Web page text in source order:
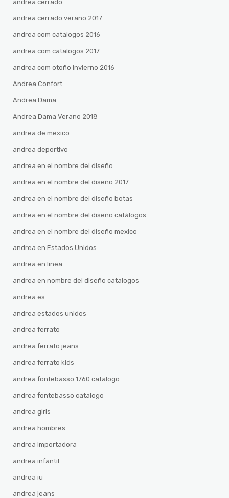
andrea cerrado
andrea cerrado verano 2017
andrea com catalogos 2016
andrea com catalogos 2017
andrea com otoño invierno 2016
Andrea Confort
Andrea Dama
Andrea Dama Verano 2018
andrea de mexico
andrea deportivo
andrea en el nombre del diseño
andrea en el nombre del diseño 2017
andrea en el nombre del diseño botas
andrea en el nombre del diseño catálogos
andrea en el nombre del diseño mexico
andrea en Estados Unidos
andrea en linea
andrea en nombre del diseño catalogos
andrea es
andrea estados unidos
andrea ferrato
andrea ferrato jeans
andrea ferrato kids
andrea fontebasso 1760 catalogo
andrea fontebasso catalogo
andrea girls
andrea hombres
andrea importadora
andrea infantil
andrea iu
andrea jeans